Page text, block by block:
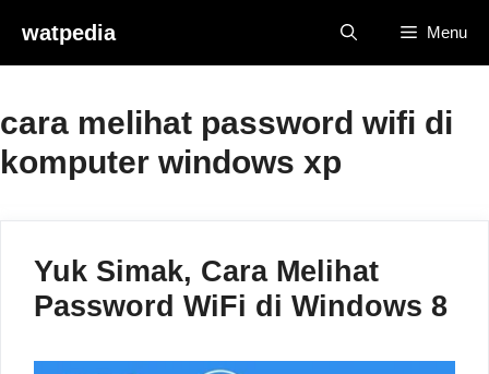
content
watpedia Menu
cara melihat password wifi di
komputer windows xp
Yuk Simak, Cara Melihat
Password WiFi di Windows 8